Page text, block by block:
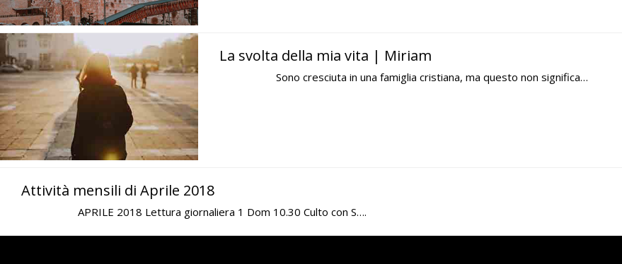
La svolta della mia vita | Miriam
Sono cresciuta in una famiglia cristiana, ma questo non significa…
Attività mensili di Aprile 2018
APRILE 2018 Lettura giornaliera 1 Dom 10.30 Culto con S….